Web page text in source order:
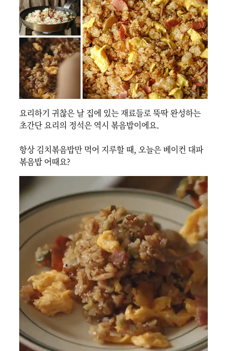
요리하기 귀찮은 날 집에 있는 재료들로 뚝딱 완성하는
초간단 요리의 정석은 역시 볶음밥이에요.
항상 김치볶음밥만 먹어 지루할 때, 오늘은 베이컨 대파